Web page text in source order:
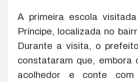
A primeira escola
Príncipe, localizada no
Durante a visita, o
constataram que, embora
acolhedor e conte